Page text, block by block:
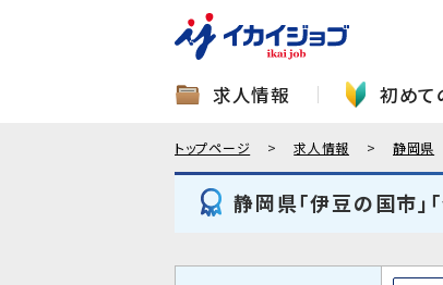
求人情報 初めて
トップページ 求人情報 静岡県
静岡県「伊豆の国市」